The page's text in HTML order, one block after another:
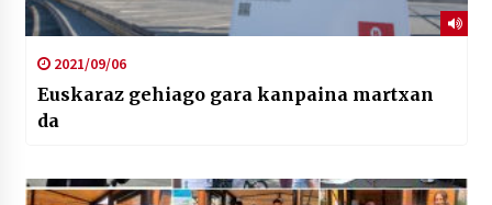
2021/09/06
Euskaraz gehiago gara kanpaina martxan
da